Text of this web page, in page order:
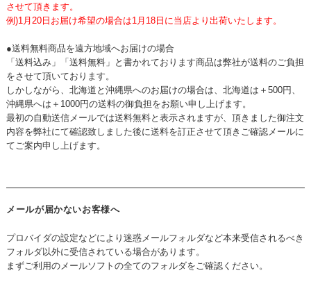
させて頂きます。
例)1月20日お届け希望の場合は1月18日に当店より出荷いたします。
●送料無料商品を遠方地域へお届けの場合
「送料込み」「送料無料」と書かれております商品は弊社が送料のご負担
をさせて頂いております。
しかしながら、北海道と沖縄県へのお届けの場合は、北海道は＋500円、
沖縄県へは＋1000円の送料の御負担をお願い申し上げます。
最初の自動送信メールでは送料無料と表示されますが、頂きました御注文
内容を弊社にて確認致しました後に送料を訂正させて頂きご確認メールに
てご案内申し上げます。
メールが届かないお客様へ
プロバイダの設定などにより迷惑メールフォルダなど本来受信されるべき
フォルダ以外に受信されている場合があります。
まずご利用のメールソフトの全てのフォルダをご確認ください。